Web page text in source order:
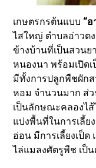
เกษตรกรต้นแบบ “
ไสใหญ่ ตำบลอ่าวต
ข้างบ้านที่เป็นสวนย
หนองนา พร้อมเปิด
มีทั้งการปลูกพืชผัก
หอม จำนวนมาก ส่
เป็นลักษณะคลองไ
แบ่งพื้นที่ในการเลี้ย
อ่อน มีการเลี้ยงเป็
ไล่แมลงศัตรูพืช เป็